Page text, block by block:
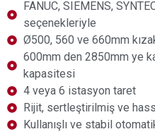
FANUC, SIEMENS,
seçenekleriyle
Ø500, 560 ve 660mm
600mm den 2850mm ye
kapasitesi
4 veya 6 istasyon taret
Rijit, sertleştirilmiş ve
Kullanışlı ve stabil